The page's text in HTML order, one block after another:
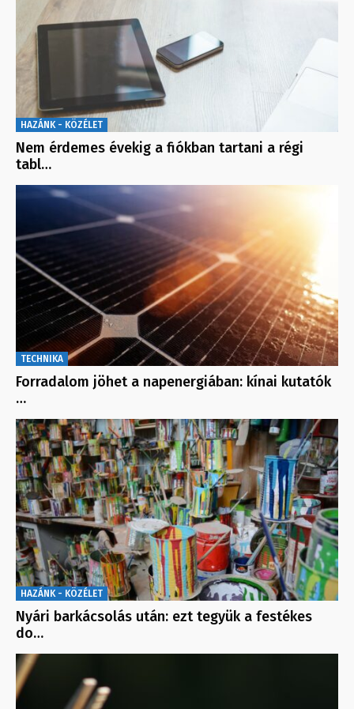
HAZÁNK - KÖZÉLET
Nem érdemes évekig a fiókban tartani a régi
tabl…
TECHNIKA
Forradalom jöhet a napenergiában: kínai kutatók
…
HAZÁNK - KÖZÉLET
Nyári barkácsolás után: ezt tegyük a festékes
do…